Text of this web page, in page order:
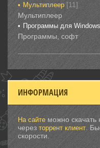
Мультиплеер [11]
Мультиплеер
Программы для
Программы, софт
ИНФОРМАЦИЯ
На сайте можно
через торрент клиент .
скорости.